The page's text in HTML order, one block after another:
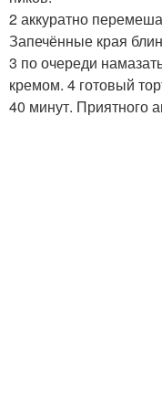
2 аккуратно
Запечённые края
3 по очереди
кремом. 4 готовый
40 минут. Приятного